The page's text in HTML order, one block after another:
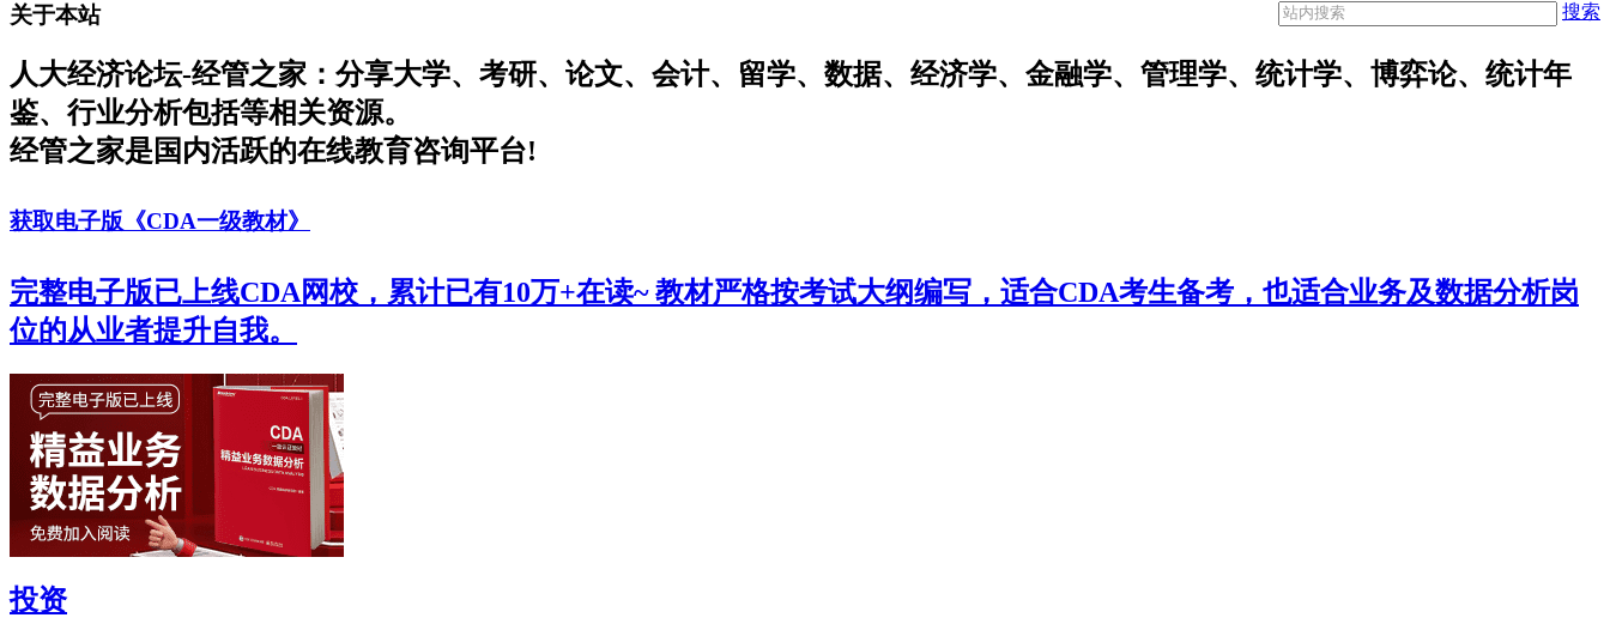
搜索
关于本站
人大经济论坛-经管之家：分享大学、考研、论文、会计、留学、数据、经济学、金融学、管理学、统计学、博弈论、统计年
鉴、行业分析包括等相关资源。
经管之家是国内活跃的在线教育咨询平台!
获取电子版《CDA一级教材》
完整电子版已上线CDA网校，累计已有10万+在读~ 教材严格按考试大纲编写，适合CDA考生备考，也适合业务及数据分析岗
位的从业者提升自我。
投资